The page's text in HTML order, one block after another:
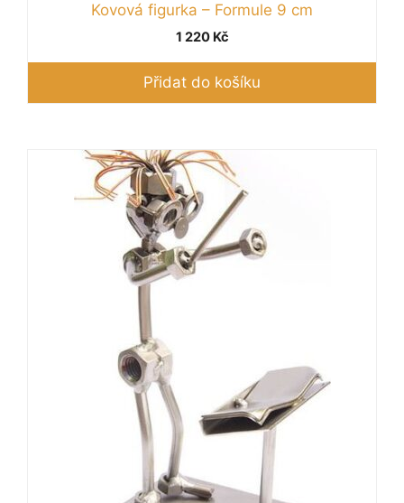
Kovová figurka – Formule 9 cm
1 220 Kč
Přidat do košíku